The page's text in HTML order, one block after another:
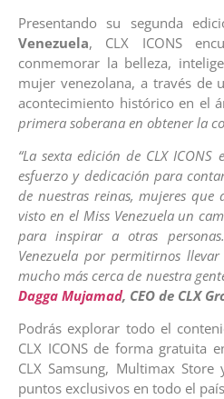
Presentando su segunda
Venezuela, CLX ICONS
conmemorar la belleza,
mujer venezolana, a través de
acontecimiento histórico en el
primera soberana en obtener la
“La sexta edición de CLX
esfuerzo y dedicación para
de nuestras reinas, mujeres
visto en el Miss Venezuela un
para inspirar a otras
Venezuela por permitirnos
mucho más cerca de nuestra
Dagga Mujamad, CEO de CLX
Podrás explorar todo el
CLX ICONS de forma gratuita
CLX Samsung, Multimax
puntos exclusivos en todo el